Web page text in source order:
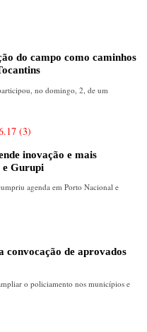
do campo como caminhos
no domingo, 2, de um
inovação e mais
e Gurupi
agenda em Porto Nacional e
convocação de aprovados
o policiamento nos municípios e